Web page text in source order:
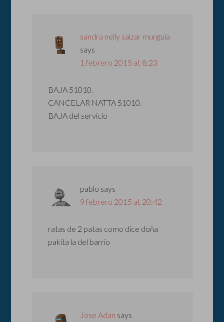
sandra nelly salzar munguia
says
1 febrero 2015 at 8:23
BAJA 51010.
CANCELAR NATTA 51010.
BAJA del servicio
pablo says
9 febrero 2015 at 20:42
ratas de 2 patas como dice doña
pakita la del barrio
Jose Adan says